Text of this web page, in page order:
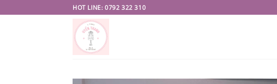
to
HOT LINE: 0792 322 310